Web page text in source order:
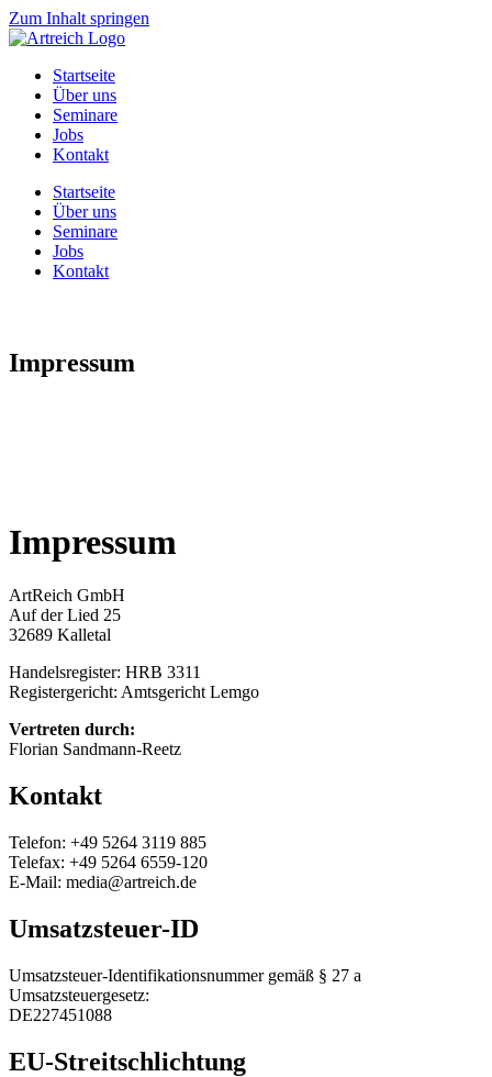
Zum Inhalt springen
Startseite
Über uns
Seminare
Jobs
Kontakt
Startseite
Über uns
Seminare
Jobs
Kontakt
Impressum
Impressum
ArtReich GmbH
Auf der Lied 25
32689 Kalletal
Handelsregister: HRB 3311
Registergericht: Amtsgericht Lemgo
Vertreten durch:
Florian Sandmann-Reetz
Kontakt
Telefon: +49 5264 3119 885
Telefax: +49 5264 6559-120
E-Mail: media@artreich.de
Umsatzsteuer-ID
Umsatzsteuer-Identifikationsnummer gemäß § 27 a
Umsatzsteuergesetz:
DE227451088
EU-Streitschlichtung